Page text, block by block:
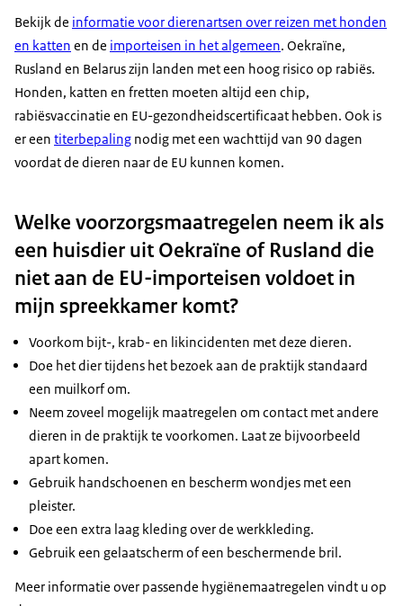
Bekijk de informatie voor dierenartsen over reizen met honden
en katten en de importeisen in het algemeen. Oekraïne,
Rusland en Belarus zijn landen met een hoog risico op rabiës.
Honden, katten en fretten moeten altijd een chip,
rabiësvaccinatie en EU-gezondheidscertificaat hebben. Ook is
er een titerbepaling nodig met een wachttijd van 90 dagen
voordat de dieren naar de EU kunnen komen.
Welke voorzorgsmaatregelen neem ik als
een huisdier uit Oekraïne of Rusland die
niet aan de EU-importeisen voldoet in
mijn spreekkamer komt?
Voorkom bijt-, krab- en likincidenten met deze dieren.
Doe het dier tijdens het bezoek aan de praktijk standaard
een muilkorf om.
Neem zoveel mogelijk maatregelen om contact met andere
dieren in de praktijk te voorkomen. Laat ze bijvoorbeeld
apart komen.
Gebruik handschoenen en bescherm wondjes met een
pleister.
Doe een extra laag kleding over de werkkleding.
Gebruik een gelaatscherm of een beschermende bril.
Meer informatie over passende hygiënemaatregelen vindt u op